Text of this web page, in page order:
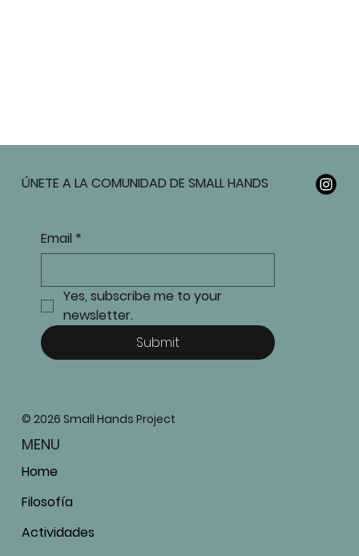
ÚNETE A LA COMUNIDAD DE SMALL HANDS
Email *
Yes, subscribe me to your
newsletter.
Submit
MENU
Home
Filosofía
Actividades
© 2026 Small Hands Project